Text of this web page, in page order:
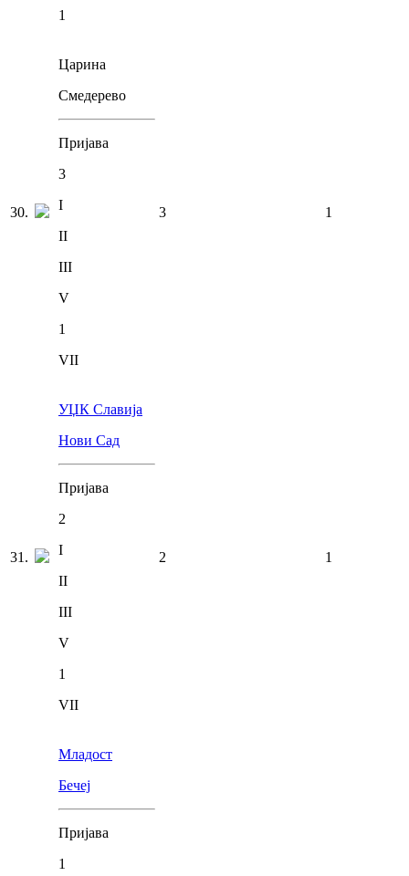
1
30.
Царина
Смедерево
Пријава
3
I
II
III
V
1
VII
3 1
31 .
УЏК Славија
Нови Сад
Пријава
2
I
II
III
V
1
VII
2 1
Младост
Бечеј
Пријава
1